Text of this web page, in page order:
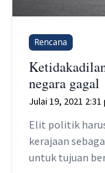
Rencana
negara gagal
Julai 19, 2021 2:31
Elit politik
kerajaan
untuk tujuan